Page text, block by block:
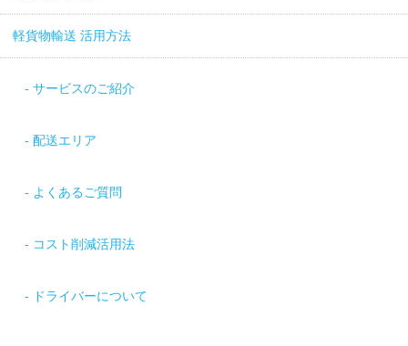
軽貨物輸送 活用方法
サービスのご紹介
配送エリア
よくあるご質問
コスト削減活用法
ドライバーについて